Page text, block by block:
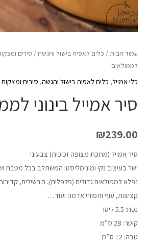
עמוד הבית/ כלים לאפיה בישול והגשה / סירים
לממולאים
כלי אמייל, כלים לאפיה בישול והגשה, סירים ומצקות
סיר אמייל בינוני
₪239.00
סיר אמייל (מתכת מצופה זכוכית) צבעוני
ישר בעיצוב נקי ומינימליסטי המשתלב בכל מטבח
נפלא לממולאים גדולים (פלפלים), תבשילים,
קציצות, עוף ותפוחי אדמה ועוד…
נפח: 5.5 ליטר
קוטר: 28 ס”מ
גובה: 12 ס”מ